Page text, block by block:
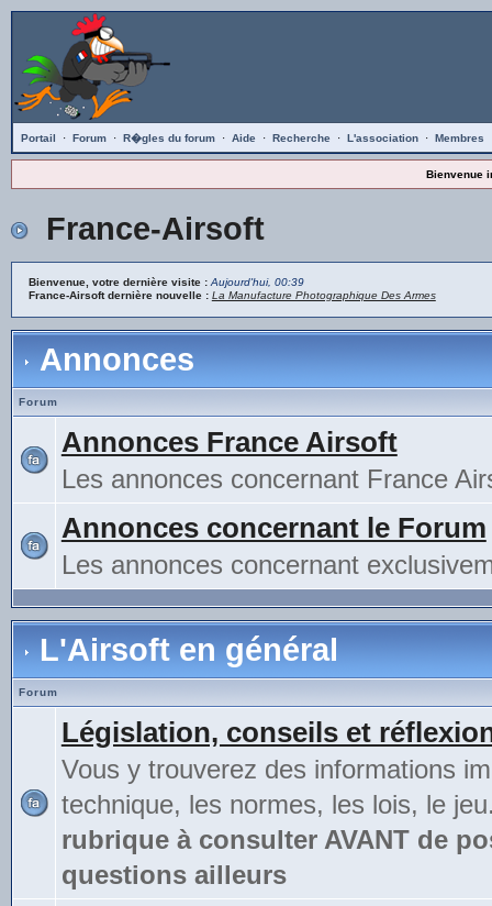
Portail · Forum · R�gles du forum · Aide · Recherche · L'association · Membres
Bienvenue
France-Airsoft
Bienvenue, votre dernière visite : Aujourd'hui, 00:39
France-Airsoft dernière nouvelle : La Manufacture Photographique Des Armes
Annonces
Forum
Annonces France Airsoft
Les annonces concernant France
Annonces concernant le Forum
Les annonces concernant
L'Airsoft en général
Forum
Législation, conseils et
Vous y trouverez des informations
technique, les normes, les lois, le
rubrique à consulter AVANT de
questions ailleurs